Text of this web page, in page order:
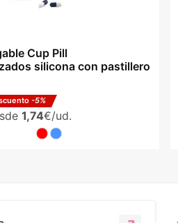
Cup Pill
silicona con pastillero
-5%
1,74€/ud.